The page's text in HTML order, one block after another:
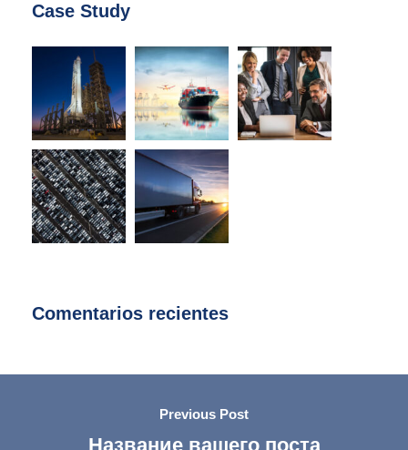
Case Study
Comentarios recientes
Previous Post
Название вашего поста